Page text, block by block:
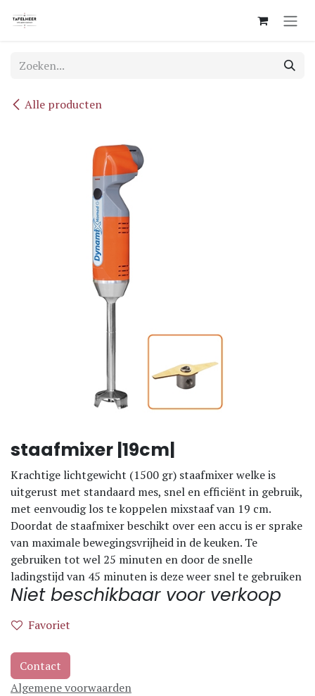
Alle producten
staafmixer |19cm|
Krachtige lichtgewicht (1500 gr) staafmixer welke is
uitgerust met standaard mes, snel en efficiënt in gebruik,
met eenvoudig los te koppelen mixstaaf van 19 cm.
Doordat de staafmixer beschikt over een accu is er sprake
van maximale bewegingsvrijheid in de keuken. Te
gebruiken tot wel 25 minuten en door de snelle
ladingstijd van 45 minuten is deze weer snel te gebruiken
Niet beschikbaar voor verkoop
Favoriet
Contact
Algemene voorwaarden